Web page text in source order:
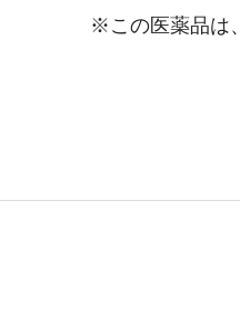
※この医薬品は、